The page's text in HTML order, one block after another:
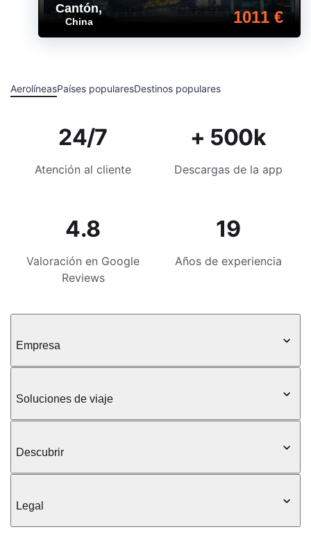
Cantón,
China 1011 €
AerolíneasPaíses popularesDestinos populares
24/7
Atención al cliente
+ 500k
Descargas de la app
4.8
Valoración en Google
Reviews
19
Años de experiencia
Empresa
Soluciones de viaje
Descubrir
Legal